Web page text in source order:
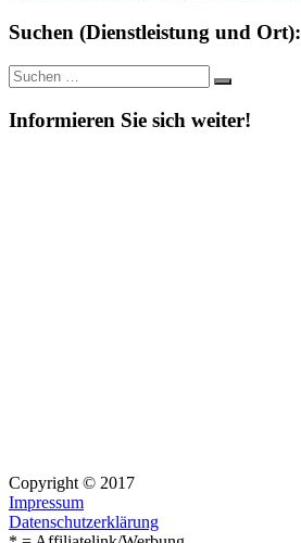
Suchen (Dienstleistung und Ort):
Suche
nach:
Suchen
Informieren Sie sich weiter!
Copyright © 2017
Impressum
Datenschutzerklärung